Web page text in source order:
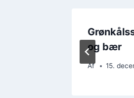
og bær
Af 15.